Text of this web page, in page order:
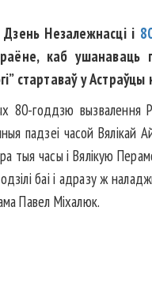
Незалежнасці і
раёне, каб
стартаваў у
годдзю вызвалення
падзеі часой
тыя часы і Вялікую
баі і адразу ж
Павел Міхалюк.